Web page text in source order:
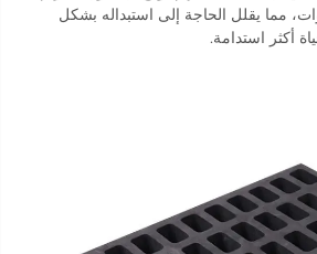
مما يقلل الحاجة إلى استبداله بشكل
أكثر استدامة.